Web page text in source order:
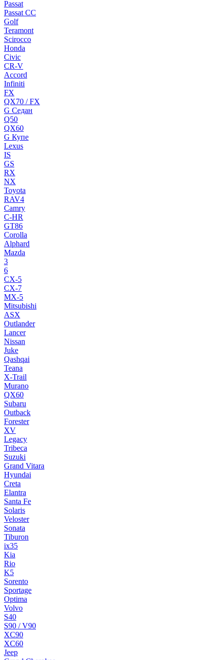
Passat
Passat CC
Golf
Teramont
Scirocco
Honda
Civic
CR-V
Accord
Infiniti
FX
QX70 / FX
G Cедан
Q50
QX60
G Купе
Lexus
IS
GS
RX
NX
Toyota
RAV4
Camry
C-HR
GT86
Corolla
Alphard
Mazda
3
6
CX-5
CX-7
MX-5
Mitsubishi
ASX
Outlander
Lancer
Nissan
Juke
Qashqai
Teana
X-Trail
Murano
QX60
Subaru
Outback
Forester
XV
Legacy
Tribeca
Suzuki
Grand Vitara
Hyundai
Creta
Elantra
Santa Fe
Solaris
Veloster
Sonata
Tiburon
ix35
Kia
Rio
K5
Sorento
Sportage
Optima
Volvo
S40
S90 / V90
XC90
XC60
Jeep